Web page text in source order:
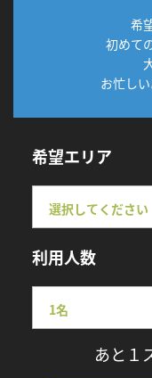
希
初めて
お忙し
希望エリア
利用人数
あと１